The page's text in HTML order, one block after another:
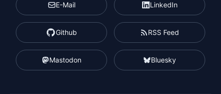
E-Mail LinkedIn
Github RSS Feed
Mastodon Bluesky